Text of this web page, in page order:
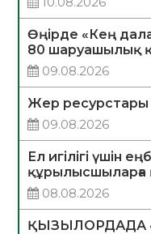
Өңірде «Кең
80 шаруашылық
09.08.2026
Жер ресурстары
09.08.2026
Ел игілігі үшін
құрылысшыларға
08.08.2026
ҚЫЗЫЛОРДАДА